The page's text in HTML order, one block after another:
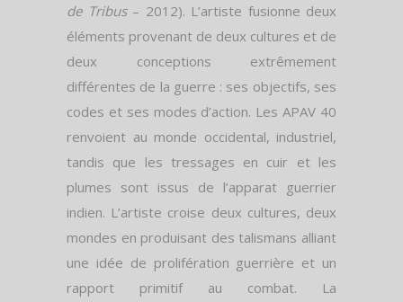
de Tribus– 2012). L’artiste fusionne deux
éléments provenant de deux cultures et de
deux conceptions extrêmement
différentes de la guerre : ses objectifs, ses
codes et ses modes d’action. Les APAV 40
renvoient au monde occidental, industriel,
tandis que les tressages en cuir et les
plumes sont issus de l’apparat guerrier
indien. L’artiste croise deux cultures, deux
mondes en produisant des talismans alliant
une idée de prolifération guerrière et un
rapport primitif au combat. La